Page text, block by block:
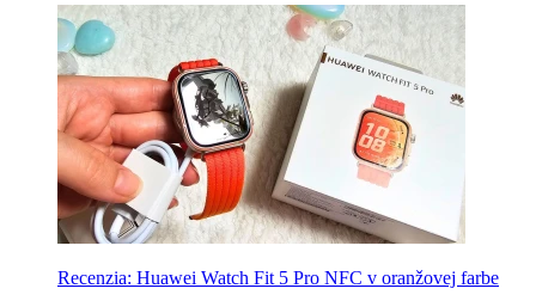
Recenzia: Huawei Watch Fit 5 Pro NFC v oranžovej farbe